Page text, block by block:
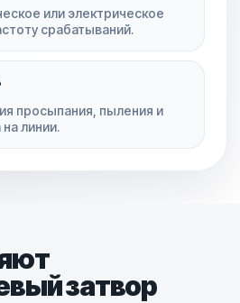
или электрическое
срабатываний.
просыпания, пыления и
линии.
затвор